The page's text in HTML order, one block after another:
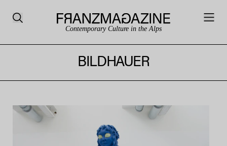
Contemporary Culture in the Alps
BILDHAUER